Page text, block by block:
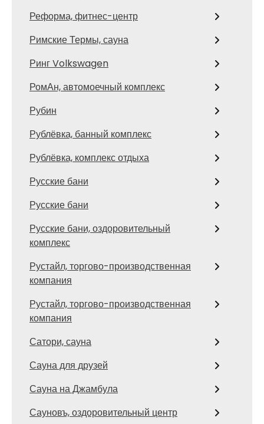
Реформа, фитнес-центр
Римские Термы, сауна
Ринг Volkswagen
РомАн, автомоечный комплекс
Рубин
Рублёвка, банный комплекс
Рублёвка, комплекс отдыха
Русские бани
Русские бани
Русские бани, оздоровительный
комплекс
Рустайл, торгово-производственная
компания
Рустайл, торгово-производственная
компания
Сатори, сауна
Сауна для друзей
Сауна на Джамбула
Сауновъ, оздоровительный центр